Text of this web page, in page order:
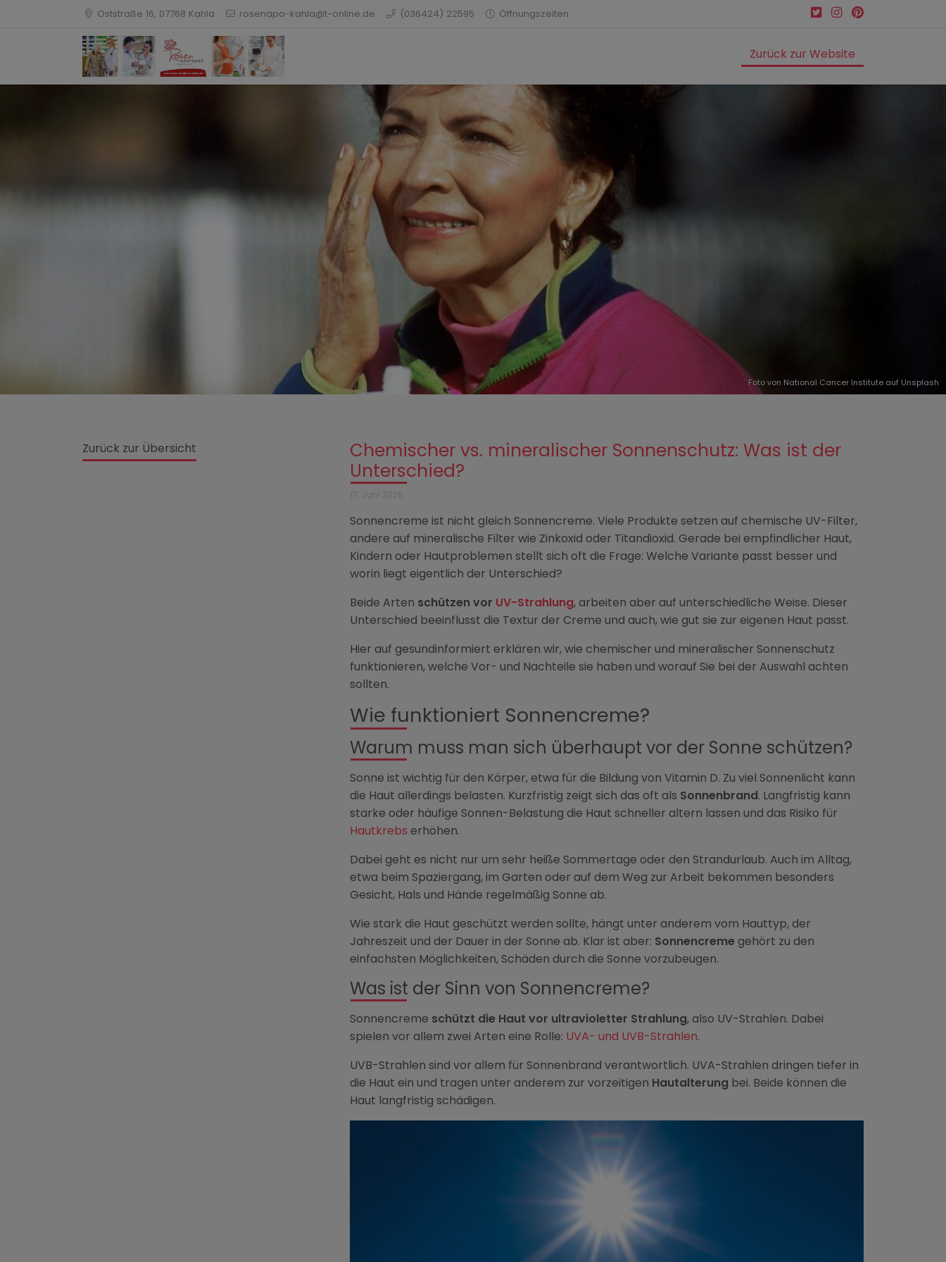
Oststraße 16, 07768 Kahla rosenapo-kahla@t-online.de (036424) 22595 Öffnungszeiten
Zurück zur Website
Foto von National Cancer Institute auf Unsplash
Zurück zur Übersicht
Chemischer vs. mineralischer Sonnenschutz: Was ist der
Unterschied?
17. Juni 2026
Sonnencreme ist nicht gleich Sonnencreme. Viele Produkte setzen auf chemische UV-Filter,
andere auf mineralische Filter wie Zinkoxid oder Titandioxid. Gerade bei empfindlicher Haut,
Kindern oder Hautproblemen stellt sich oft die Frage: Welche Variante passt besser und
worin liegt eigentlich der Unterschied?
Beide Arten schützen vor UV-Strahlung, arbeiten aber auf unterschiedliche Weise. Dieser
Unterschied beeinflusst die Textur der Creme und auch, wie gut sie zur eigenen Haut passt.
Hier auf gesundinformiert erklären wir, wie chemischer und mineralischer Sonnenschutz
funktionieren, welche Vor- und Nachteile sie haben und worauf Sie bei der Auswahl achten
sollten.
Wie funktioniert Sonnencreme?
Warum muss man sich überhaupt vor der Sonne schützen?
Sonne ist wichtig für den Körper, etwa für die Bildung von Vitamin D. Zu viel Sonnenlicht kann
die Haut allerdings belasten. Kurzfristig zeigt sich das oft als Sonnenbrand. Langfristig kann
starke oder häufige Sonnen-Belastung die Haut schneller altern lassen und das Risiko für
Hautkrebs erhöhen.
Dabei geht es nicht nur um sehr heiße Sommertage oder den Strandurlaub. Auch im Alltag,
etwa beim Spaziergang, im Garten oder auf dem Weg zur Arbeit bekommen besonders
Gesicht, Hals und Hände regelmäßig Sonne ab.
Wie stark die Haut geschützt werden sollte, hängt unter anderem vom Hauttyp, der
Jahreszeit und der Dauer in der Sonne ab. Klar ist aber: Sonnencreme gehört zu den
einfachsten Möglichkeiten, Schäden durch die Sonne vorzubeugen.
Was ist der Sinn von Sonnencreme?
Sonnencreme schützt die Haut vor ultravioletter Strahlung, also UV-Strahlen. Dabei
spielen vor allem zwei Arten eine Rolle: UVA- und UVB-Strahlen.
UVB-Strahlen sind vor allem für Sonnenbrand verantwortlich. UVA-Strahlen dringen tiefer in
die Haut ein und tragen unter anderem zur vorzeitigen Hautalterung bei. Beide können die
Haut langfristig schädigen.